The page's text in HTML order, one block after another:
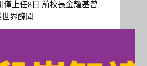
僅上任8日 前校長金耀基曾
界醜聞